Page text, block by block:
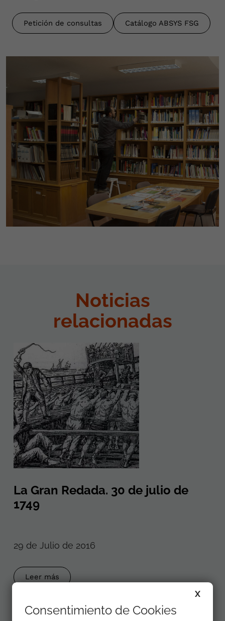
Petición de consultas Catálogo ABSYS FSG
Noticias
relacionadas
La Gran Redada. 30 de julio de
1749
29 de Julio de 2016
Leer más
X
Consentimiento de Cookies